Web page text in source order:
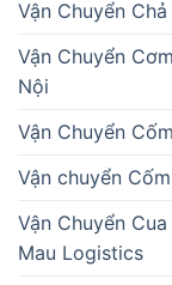
Vận Chuyển
Vận Chuyển
Nội
Vận Chuyển
Vận chuyển
Vận Chuyển
Mau Logistics